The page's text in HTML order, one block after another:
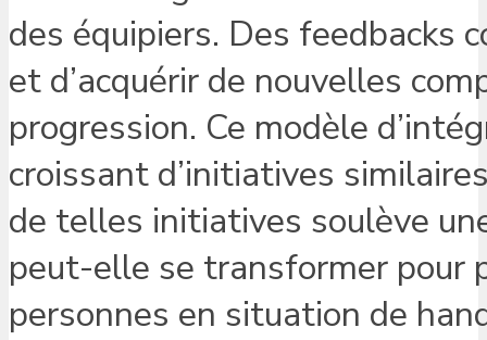
des équipiers. Des feedbacks
et d’acquérir de nouvelles
progression. Ce modèle
croissant d’initiatives
de telles initiatives soulève
peut-elle se transformer pour
personnes en situation de